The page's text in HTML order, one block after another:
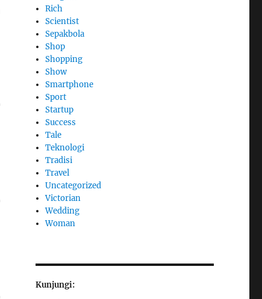
Rich
Scientist
Sepakbola
Shop
Shopping
Show
Smartphone
Sport
Startup
Success
Tale
Teknologi
Tradisi
Travel
Uncategorized
Victorian
Wedding
Woman
Kunjungi: